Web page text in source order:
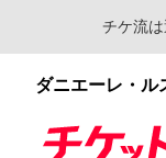
チケ流
ダニエーレ・ル